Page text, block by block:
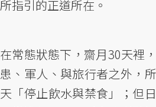
所指引的正道所在。
在常態狀態下，齋月30天裡
患、軍人、與旅行者之外，
天「停止飲水與禁食」；但